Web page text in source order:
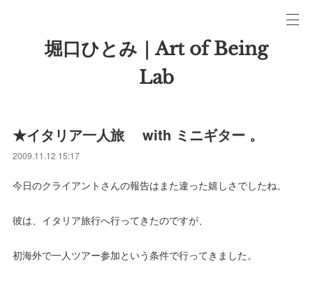
堀口ひとみ｜Art of Being
Lab
★イタリア一人旅 with ミニギター 。
2009.11.12 15:17
今日のクライアントさんの報告はまた違った嬉しさでしたね。
彼は、イタリア旅行へ行ってきたのですが、
初海外で一人ツアー参加という条件で行ってきました。